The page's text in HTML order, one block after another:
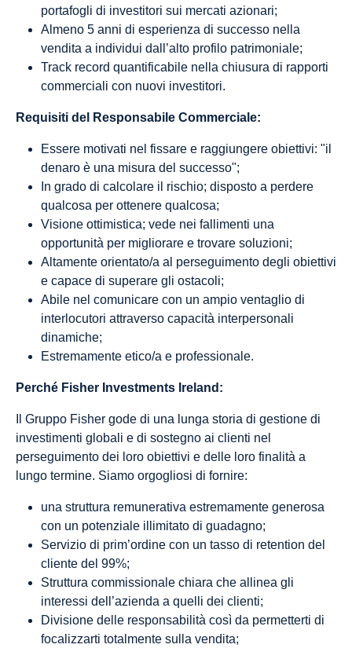
portafogli di investitori sui mercati azionari;
Almeno 5 anni di esperienza di successo nella
vendita a individui dall’alto profilo patrimoniale;
Track record quantificabile nella chiusura di rapporti
commerciali con nuovi investitori.
Requisiti del Responsabile Commerciale:
Essere motivati nel fissare e raggiungere obiettivi: "il
denaro è una misura del successo";
In grado di calcolare il rischio; disposto a perdere
qualcosa per ottenere qualcosa;
Visione ottimistica; vede nei fallimenti una
opportunità per migliorare e trovare soluzioni;
Altamente orientato/a al perseguimento degli obiettivi
e capace di superare gli ostacoli;
Abile nel comunicare con un ampio ventaglio di
interlocutori attraverso capacità interpersonali
dinamiche;
Estremamente etico/a e professionale.
Perché Fisher Investments Ireland:
Il Gruppo Fisher gode di una lunga storia di gestione di
investimenti globali e di sostegno ai clienti nel
perseguimento dei loro obiettivi e delle loro finalità a
lungo termine. Siamo orgogliosi di fornire:
una struttura remunerativa estremamente generosa
con un potenziale illimitato di guadagno;
Servizio di prim’ordine con un tasso di retention del
cliente del 99%;
Struttura commissionale chiara che allinea gli
interessi dell’azienda a quelli dei clienti;
Divisione delle responsabilità così da permetterti di
focalizzarti totalmente sulla vendita;